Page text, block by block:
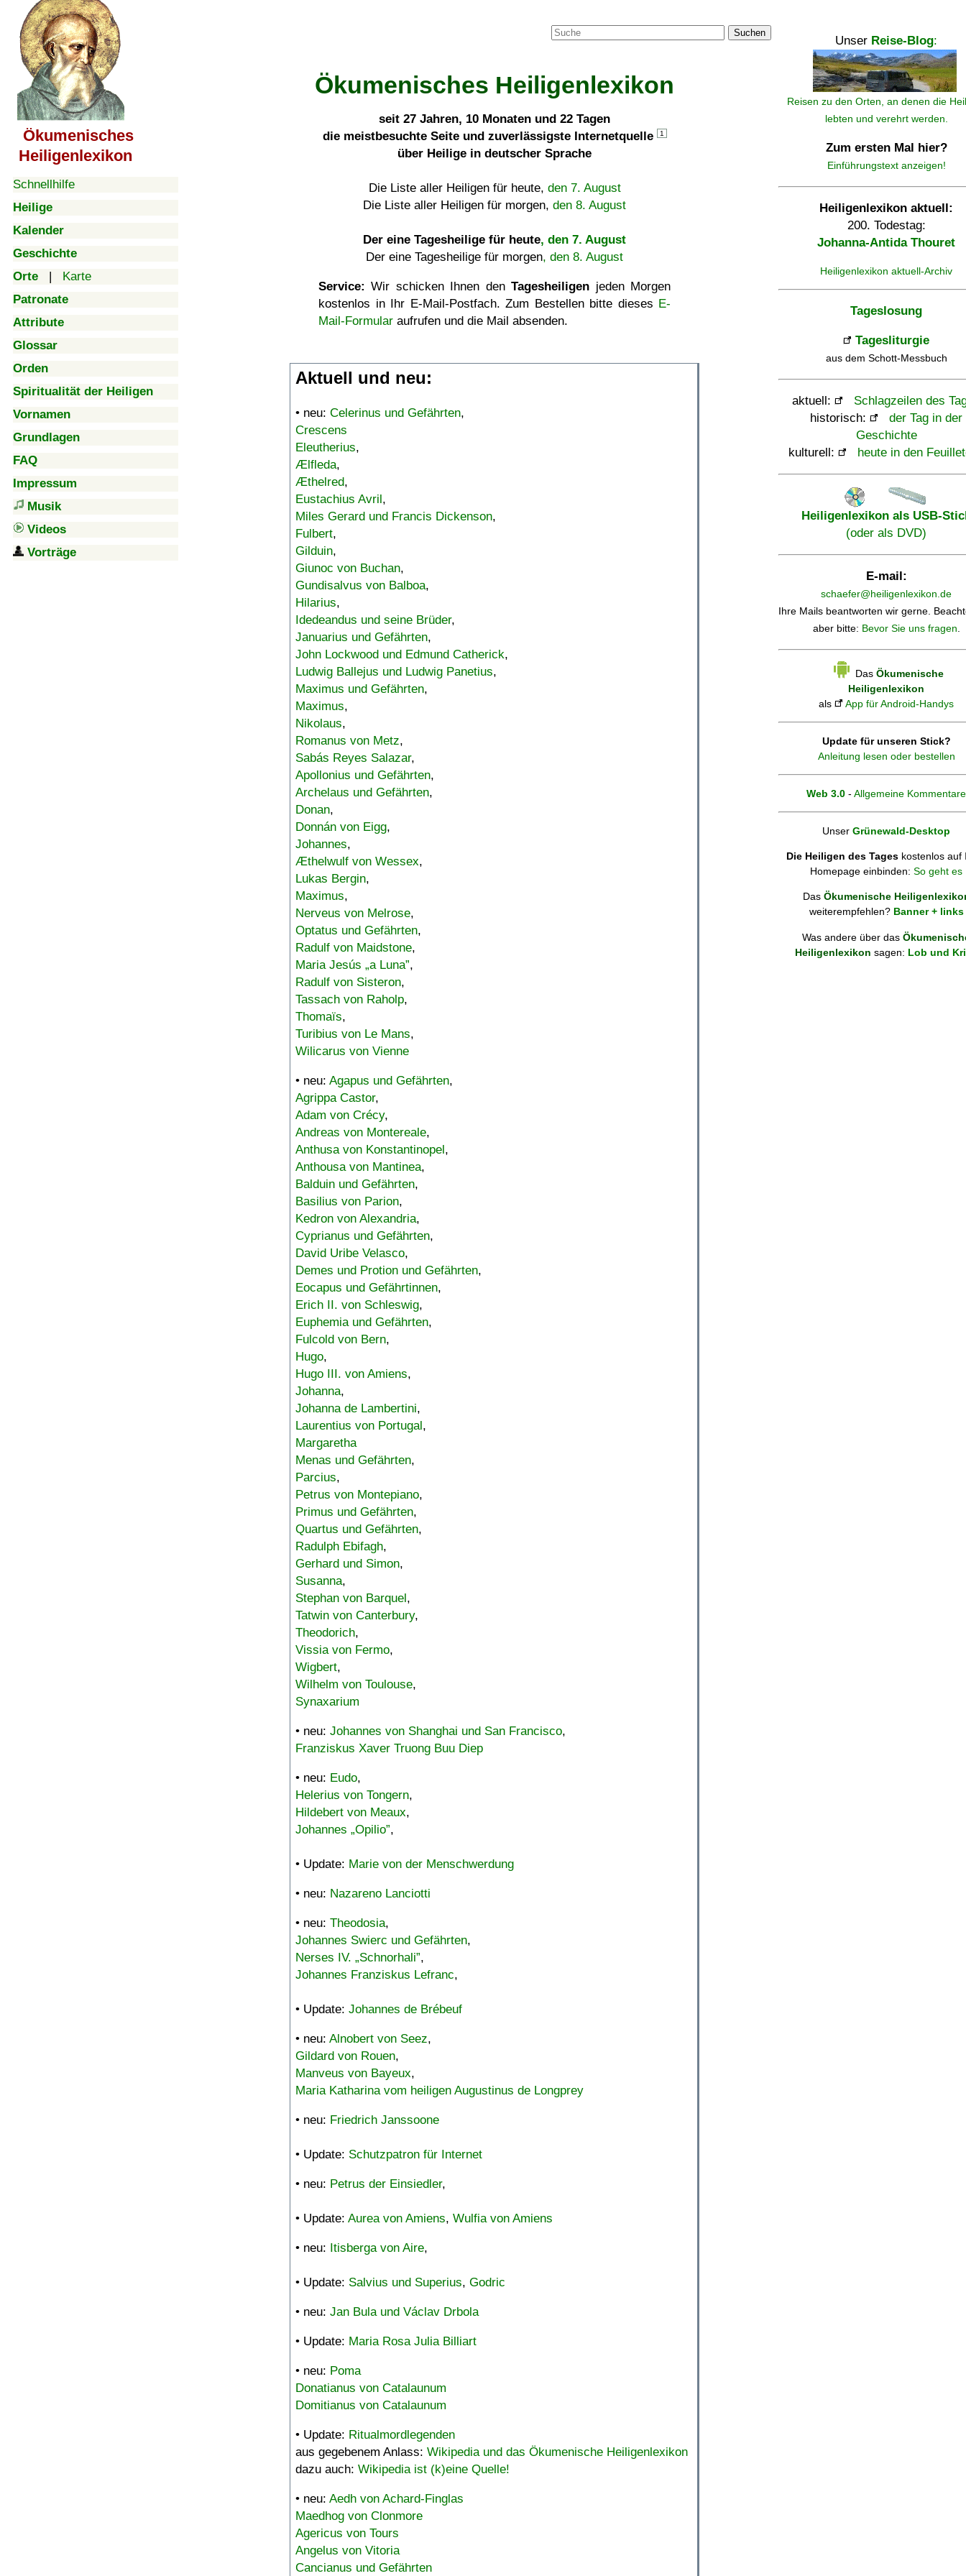
Ökumenisches
Heiligenlexikon
Schnellhilfe
Heilige
Kalender
Geschichte
Orte | Karte
Patronate
Attribute
Glossar
Orden
Spiritualität der Heiligen
Vornamen
Grundlagen
FAQ
Impressum
Musik
Videos
Vorträge
Suchen
Ökumenisches Heiligenlexikon
seit 27 Jahren, 10 Monaten und 22 Tagen
die meistbesuchte Seite und zuverlässigste Internetquelle
1
über Heilige in deutscher Sprache
Die Liste aller Heiligen für heute, den 7. August
Die Liste aller Heiligen für morgen, den 8. August
Der eine Tagesheilige für heute, den 7. August
Der eine Tagesheilige für morgen, den 8. August
Service: Wir schicken Ihnen denTagesheiligen jeden Morgen
kostenlos in Ihr E-Mail-Postfach. Zum Bestellen bitte dieses E-
Mail-Formular aufrufen und die Mail absenden.
Aktuell und neu:
• neu: Celerinus und Gefährten,
Crescens
Eleutherius,
Ælfleda,
Æthelred,
Eustachius Avril,
Miles Gerard und Francis Dickenson,
Fulbert,
Gilduin,
Giunoc von Buchan,
Gundisalvus von Balboa,
Hilarius,
Idedeandus und seine Brüder,
Januarius und Gefährten,
John Lockwood und Edmund Catherick,
Ludwig Ballejus und Ludwig Panetius,
Maximus und Gefährten,
Maximus,
Nikolaus,
Romanus von Metz,
Sabás Reyes Salazar,
Apollonius und Gefährten,
Archelaus und Gefährten,
Donan,
Donnán von Eigg,
Johannes,
Æthelwulf von Wessex,
Lukas Bergin,
Maximus,
Nerveus von Melrose,
Optatus und Gefährten,
Radulf von Maidstone,
Maria Jesús „a Luna”,
Radulf von Sisteron,
Tassach von Raholp,
Thomaïs,
Turibius von Le Mans,
Wilicarus von Vienne
• neu: Agapus und Gefährten,
Agrippa Castor,
Adam von Crécy,
Andreas von Montereale,
Anthusa von Konstantinopel,
Anthousa von Mantinea,
Balduin und Gefährten,
Basilius von Parion,
Kedron von Alexandria,
Cyprianus und Gefährten,
David Uribe Velasco,
Demes und Protion und Gefährten,
Eocapus und Gefährtinnen,
Erich II. von Schleswig,
Euphemia und Gefährten,
Fulcold von Bern,
Hugo,
Hugo III. von Amiens,
Johanna,
Johanna de Lambertini,
Laurentius von Portugal,
Margaretha
Menas und Gefährten,
Parcius,
Petrus von Montepiano,
Primus und Gefährten,
Quartus und Gefährten,
Radulph Ebifagh,
Gerhard und Simon,
Susanna,
Stephan von Barquel,
Tatwin von Canterbury,
Theodorich,
Vissia von Fermo,
Wigbert,
Wilhelm von Toulouse,
Synaxarium
• neu: Johannes von Shanghai und San Francisco,
Franziskus Xaver Truong Buu Diep
• neu: Eudo,
Helerius von Tongern,
Hildebert von Meaux,
Johannes „Opilio”,
• Update: Marie von der Menschwerdung
• neu: Nazareno Lanciotti
• neu: Theodosia,
Johannes Swierc und Gefährten,
Nerses IV. „Schnorhali”,
Johannes Franziskus Lefranc,
• Update: Johannes de Brébeuf
• neu: Alnobert von Seez,
Gildard von Rouen,
Manveus von Bayeux,
Maria Katharina vom heiligen Augustinus de Longprey
• neu: Friedrich Janssoone
• Update: Schutzpatron für Internet
• neu: Petrus der Einsiedler,
• Update: Aurea von Amiens, Wulfia von Amiens
• neu: Itisberga von Aire,
• Update: Salvius und Superius, Godric
• neu: Jan Bula und Václav Drbola
• Update: Maria Rosa Julia Billiart
• neu: Poma
Donatianus von Catalaunum
Domitianus von Catalaunum
• Update: Ritualmordlegenden
aus gegebenem Anlass: Wikipedia und das Ökumenische Heiligenlexikon
dazu auch: Wikipedia ist (k)eine Quelle!
• neu: Aedh von Achard-Finglas
Maedhog von Clonmore
Agericus von Tours
Angelus von Vitoria
Cancianus und Gefährten
Unser Reise-Blog:
Reisen zu den Orten, an denen die
lebten und verehrt werden.
Zum ersten Mal hier?
Einführungstext anzeigen!
Heiligenlexikon aktuell:
200. Todestag:
Johanna-Antida Thouret
Heiligenlexikon aktuell-Archiv
Tageslosung
Tagesliturgie
aus dem Schott-Messbuch
aktuell:
Schlagzeilen des
historisch:
der Tag in der
Geschichte
kulturell:
heute in den
Heiligenlexikon als USB-
(oder als DVD)
E-mail:
schaefer@heiligenlexikon.de
Ihre Mails beantworten wir gerne.
aber bitte: Bevor Sie uns fragen.
Das Ökumenische
Heiligenlexikon
als
App für Android-Handys
Update für unseren Stick?
Anleitung lesen oder bestellen
Web 3.0 - Allgemeine Kommentare
Unser Grünewald-Desktop
Die Heiligen des Tages kostenlos auf
Homepage einbinden: So geht es
Das Ökumenische
weiterempfehlen? Banner + links
Was andere über das
Heiligenlexikon sagen: Lob und